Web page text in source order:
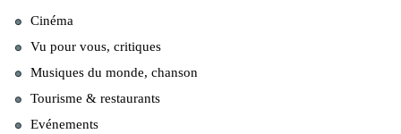
Cinéma
Vu pour vous, critiques
Musiques du monde, chanson
Tourisme & restaurants
Evénements